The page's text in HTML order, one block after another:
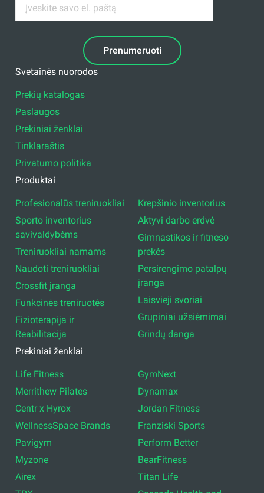
Prenumeruoti
Svetainės nuorodos
Prekių katalogas
Paslaugos
Prekiniai ženklai
Tinklaraštis
Privatumo politika
Produktai
Profesionalūs treniruokliai
Sporto inventorius
savivaldybėms
Treniruokliai namams
Naudoti treniruokliai
Crossfit įranga
Funkcinės treniruotės
Fizioterapija ir
Reabilitacija
Krepšinio inventorius
Aktyvi darbo erdvė
Gimnastikos ir fitneso
prekės
Persirengimo patalpų
įranga
Laisvieji svoriai
Grupiniai užsiėmimai
Grindų danga
Prekiniai ženklai
Life Fitness
Merrithew Pilates
Centr x Hyrox
WellnessSpace Brands
Pavigym
Myzone
Airex
GymNext
Dynamax
Jordan Fitness
Franziski Sports
Perform Better
BearFitness
Titan Life